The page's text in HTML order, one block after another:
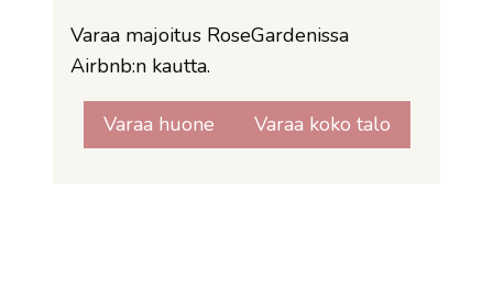
Varaa majoitus RoseGardenissa
Airbnb:n kautta.
Varaa huone Varaa koko talo